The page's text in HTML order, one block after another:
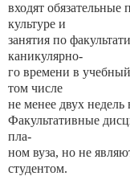
входят обязательные
культуре и
занятия по
каникулярно-
го времени в
том числе
не менее двух
Факультативные
пла-
ном вуза, но не
студентом.